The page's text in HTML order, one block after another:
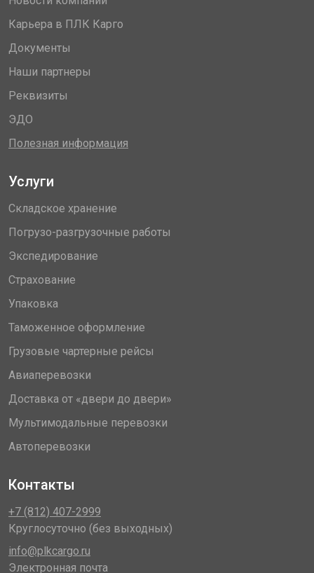
Карьера в ПЛК Карго
Документы
Наши партнеры
Реквизиты
ЭДО
Полезная информация
Услуги
Складское хранение
Погрузо-разгрузочные работы
Экспедирование
Страхование
Упаковка
Таможенное оформление
Грузовые чартерные рейсы
Авиаперевозки
Доставка от «двери до двери»
Мультимодальные перевозки
Автоперевозки
Контакты
+7 (812) 407-2999
Круглосуточно (без выходных)
info@plkcargo.ru
Электронная почта